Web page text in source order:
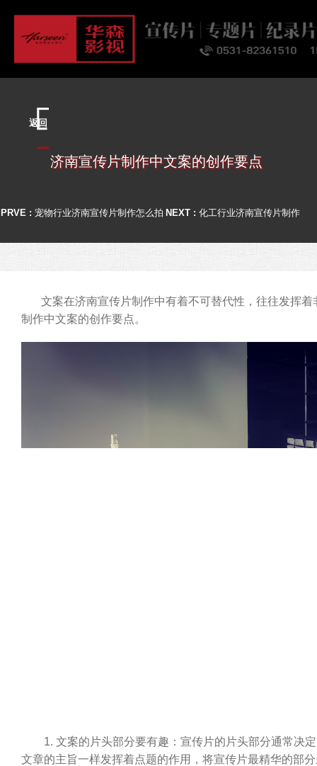
返回
济南宣传片制作中文案的创作要点
PRVE :宠物行业济南宣传片制作怎么拍 NEXT : 化工行业济南宣传片制作
文案在济南宣传片制作中有着不可替代性，往往发挥着
制作中文案的创作要点。
1. 文案的片头部分要有趣：宣传片的片头部分通常决定
文章的主旨一样发挥着点题的作用，将宣传片最精华的部